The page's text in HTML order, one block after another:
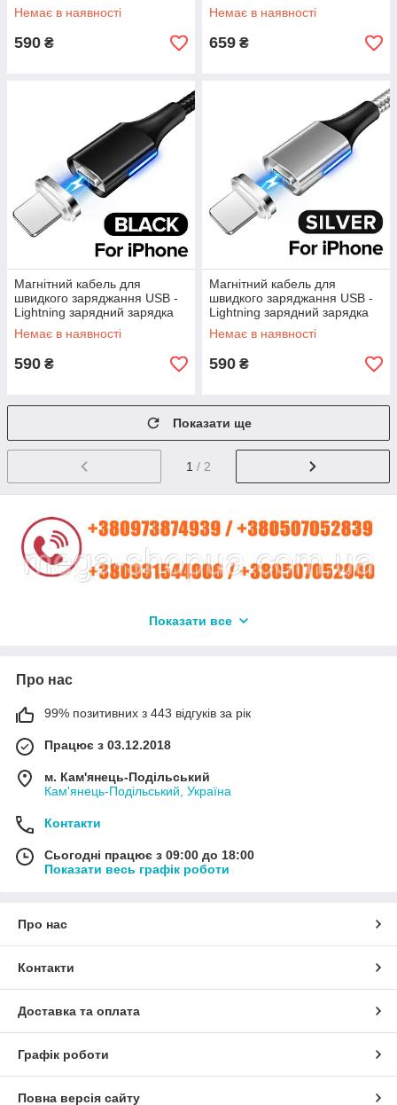
провід шнур на iPhone айфон
лайтнінг T1C
Немає в наявності
590 ₴
провід шнур iPhone айфон
лайтнінг T2X
Немає в наявності
659 ₴
Магнітний кабель для
швидкого заряджання USB -
Lightning зарядний зарядка
шнур на iPhone айфон
лайтнінг J4B
Немає в наявності
590 ₴
Магнітний кабель для
швидкого заряджання USB -
Lightning зарядний зарядка
провід шнур iPhone айфон
лайтнінг J4S
Немає в наявності
590 ₴
Показати ще
1 / 2
Показати все
Про нас
99% позитивних з 443 відгуків за рік
Працює з 03.12.2018
м. Кам'янець-Подільський
Кам'янець-Подільський, Україна
Контакти
Сьогодні працює з 09:00 до 18:00
Показати весь графік роботи
Про нас
Контакти
Доставка та оплата
Графік роботи
Повна версія сайту